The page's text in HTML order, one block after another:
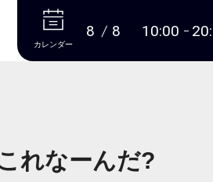
本文へ
カレンダー
8 8 10:00
れなーんだ?